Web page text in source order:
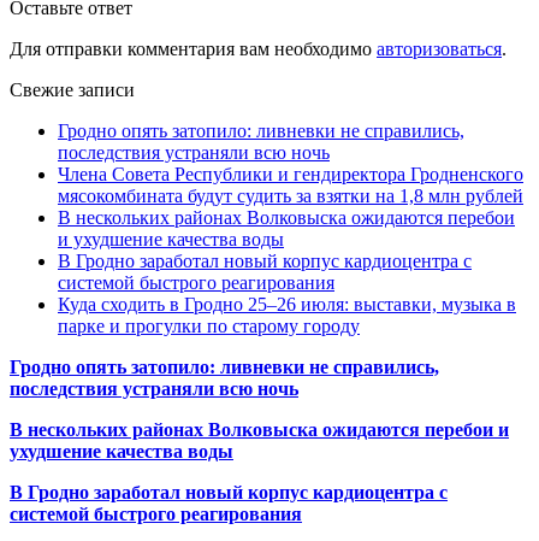
Оставьте ответ
Для отправки комментария вам необходимо авторизоваться.
Свежие записи
Гродно опять затопило: ливневки не справились,
последствия устраняли всю ночь
Члена Совета Республики и гендиректора Гродненского
мясокомбината будут судить за взятки на 1,8 млн рублей
В нескольких районах Волковыска ожидаются перебои
и ухудшение качества воды
В Гродно заработал новый корпус кардиоцентра с
системой быстрого реагирования
Куда сходить в Гродно 25–26 июля: выставки, музыка в
парке и прогулки по старому городу
Гродно опять затопило: ливневки не справились,
последствия устраняли всю ночь
В нескольких районах Волковыска ожидаются перебои и
ухудшение качества воды
В Гродно заработал новый корпус кардиоцентра с
системой быстрого реагирования